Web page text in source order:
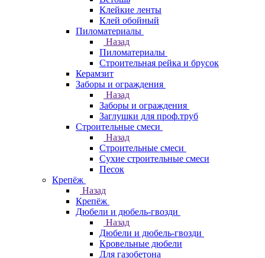
Клейкие ленты
Клей обойный
Пиломатериалы
Назад
Пиломатериалы
Строительная рейка и брусок
Керамзит
Заборы и ограждения
Назад
Заборы и ограждения
Заглушки для проф.труб
Строительные смеси
Назад
Строительные смеси
Сухие строительные смеси
Песок
Крепёж
Назад
Крепёж
Дюбели и дюбель-гвозди
Назад
Дюбели и дюбель-гвозди
Кровельные дюбели
Для газобетона